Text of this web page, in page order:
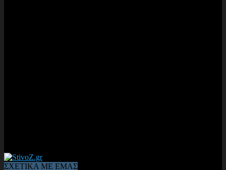
ΣΧΕΤΙΚΑ ΜΕ ΕΜΑΣ